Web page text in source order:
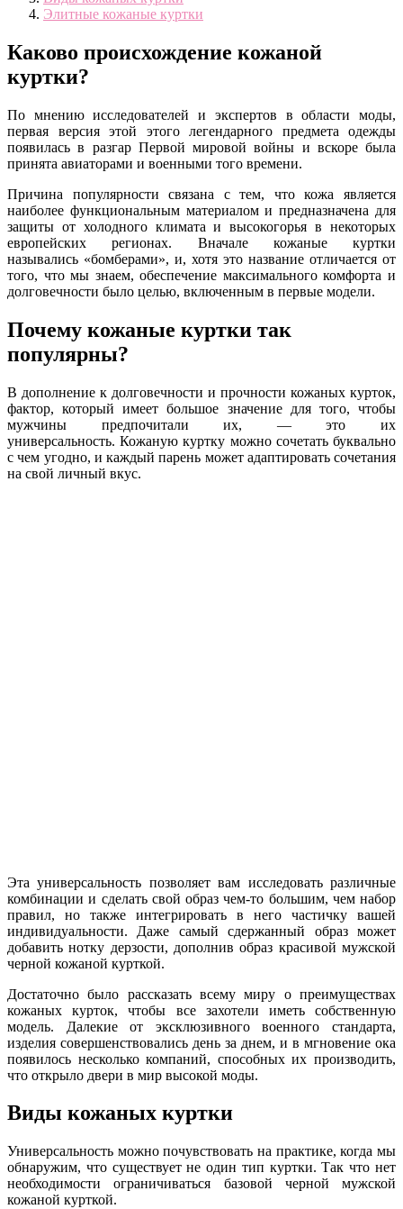
Элитные кожаные куртки
Каково происхождение кожаной
куртки?
По мнению исследователей и экспертов в области моды,
первая версия этой этого легендарного предмета одежды
появилась в разгар Первой мировой войны и вскоре была
принята авиаторами и военными того времени.
Причина популярности связана с тем, что кожа является
наиболее функциональным материалом и предназначена для
защиты от холодного климата и высокогорья в некоторых
европейских регионах. Вначале кожаные куртки
назывались «бомберами», и, хотя это название отличается от
того, что мы знаем, обеспечение максимального комфорта и
долговечности было целью, включенным в первые модели.
Почему кожаные куртки так
популярны?
В дополнение к долговечности и прочности кожаных курток,
фактор, который имеет большое значение для того, чтобы
мужчины предпочитали их, — это их
универсальность. Кожаную куртку можно сочетать буквально
с чем угодно, и каждый парень может адаптировать сочетания
на свой личный вкус.
Эта универсальность позволяет вам исследовать различные
комбинации и сделать свой образ чем-то большим, чем набор
правил, но также интегрировать в него частичку вашей
индивидуальности. Даже самый сдержанный образ может
добавить нотку дерзости, дополнив образ красивой мужской
черной кожаной курткой.
Достаточно было рассказать всему миру о преимуществах
кожаных курток, чтобы все захотели иметь собственную
модель. Далекие от эксклюзивного военного стандарта,
изделия совершенствовались день за днем, и в мгновение ока
появилось несколько компаний, способных их производить,
что открыло двери в мир высокой моды.
Виды кожаных куртки
Универсальность можно почувствовать на практике, когда мы
обнаружим, что существует не один тип куртки. Так что нет
необходимости ограничиваться базовой черной мужской
кожаной курткой.